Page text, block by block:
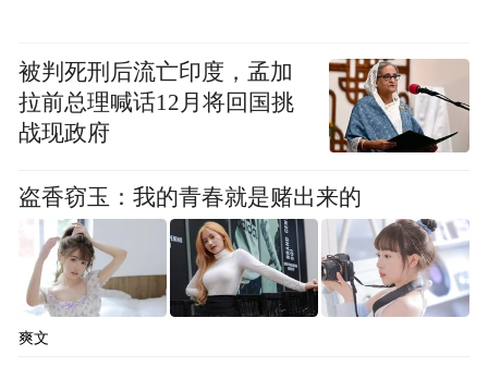
江湖上一直都有一种传言：喝利尿饮品会造
成身体脱水！
但说实话，这种担心属实多余。
被判死刑后流亡印度，孟加
拉前总理喊话12月将回国挑
战现政府
盗香窃玉：我的青春就是赌出来的
爽文